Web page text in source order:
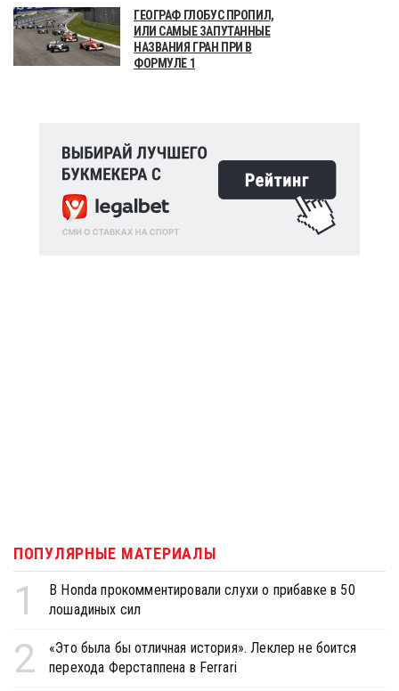
ГЕОГРАФ ГЛОБУС ПРОПИЛ,
ИЛИ САМЫЕ ЗАПУТАННЫЕ
НАЗВАНИЯ ГРАН ПРИ В
ФОРМУЛЕ 1
ПОПУЛЯРНЫЕ МАТЕРИАЛЫ
1
В Honda прокомментировали слухи о прибавке в 50
лошадиных сил
2
«Это была бы отличная история». Леклер не боится
перехода Ферстаппена в Ferrari